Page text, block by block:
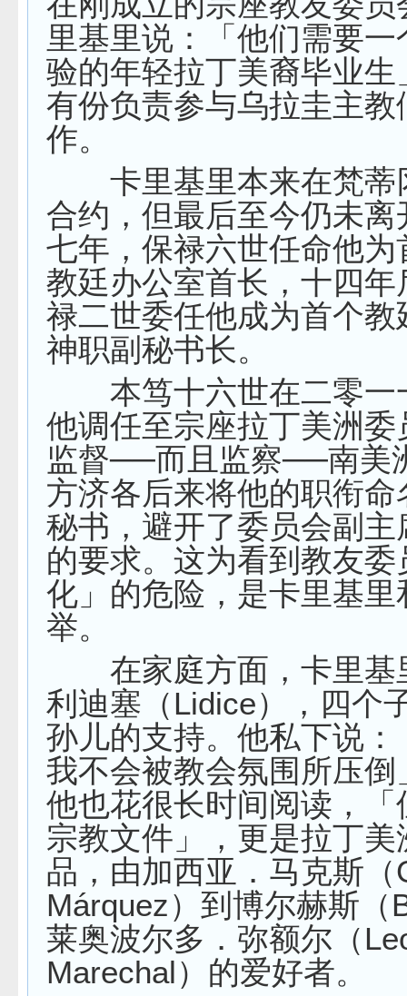
里基里说：「他们需要
验的年轻拉丁美裔毕业生
有份负责参与乌拉圭主教
作。
卡里基里本来在梵蒂
合约，但最后至今仍未离
七年，保禄六世任命他为
教廷办公室首长，十四年
禄二世委任他成为首个教
神职副秘书长。
本笃十六世在二零一
他调任至宗座拉丁美洲委
监督──而且监察──南美
方济各后来将他的职衔命
秘书，避开了委员会副主
的要求。这为看到教友委
化」的危险，是卡里基里
举。
在家庭方面，卡里基
利迪塞（Lidice），四个
孙儿的支持。他私下说：
我不会被教会氛围所压倒
他也花很长时间阅读，「
宗教文件」，更是拉丁美
品，由加西亚．马克斯（
Márquez）到博尔赫斯（
莱奥波尔多．弥额尔（
Marechal）的爱好者。